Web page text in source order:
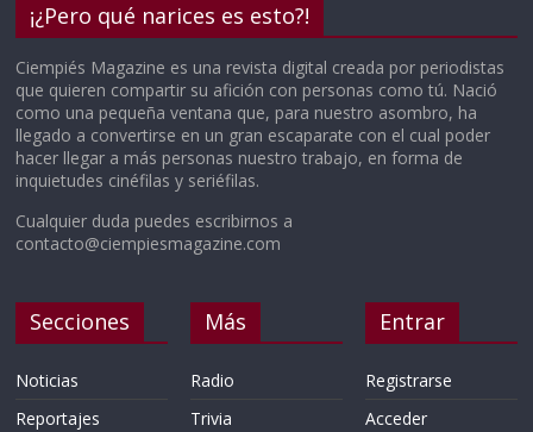
¡¿Pero qué narices es esto?!
Ciempiés Magazine es una revista digital creada por periodistas
que quieren compartir su afición con personas como tú. Nació
como una pequeña ventana que, para nuestro asombro, ha
llegado a convertirse en un gran escaparate con el cual poder
hacer llegar a más personas nuestro trabajo, en forma de
inquietudes cinéfilas y seriéfilas.
Cualquier duda puedes escribirnos a
contacto@ciempiesmagazine.com
Secciones
Noticias
Reportajes
Más
Radio
Trivia
Entrar
Registrarse
Acceder